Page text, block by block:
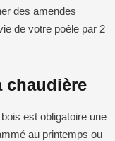
des amendes
de votre poêle par 2
chaudière
est obligatoire une
au printemps ou